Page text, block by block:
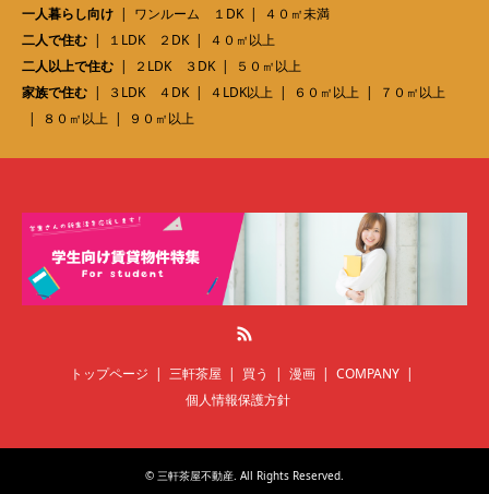
一人暮らし向け
ワンルーム １DK
４０㎡未満
二人で住む
１LDK ２DK
４０㎡以上
二人以上で住む
２LDK ３DK
５０㎡以上
家族で住む
３LDK ４DK ４LDK以上 ６０㎡以上
７０㎡以上
８０㎡以上
９０㎡以上
トップページ 三軒茶屋 買う 漫画
COMPANY
個人情報保護方針
© 三軒茶屋不動産. All Rights Reserved.